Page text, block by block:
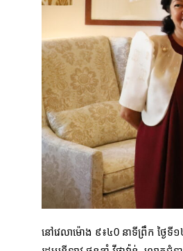
នៅវេលាម៉ោង ៩៖៤0 នាទីព្រឹក ថ្ងៃ